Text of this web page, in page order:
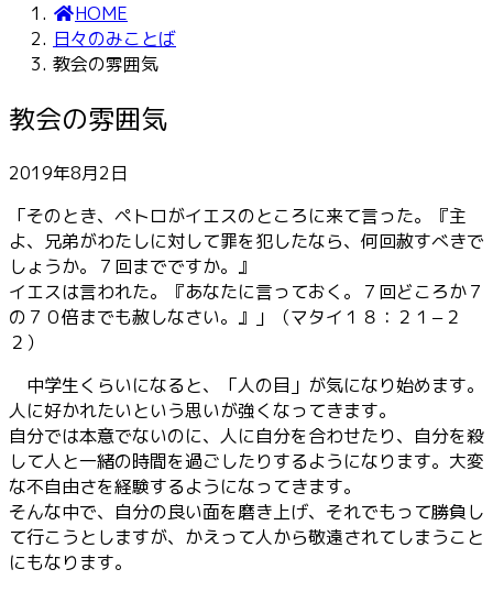
HOME
日々のみことば
教会の雰囲気
教会の雰囲気
2019年8月2日
「そのとき、ペトロがイエスのところに来て言った。『主
よ、兄弟がわたしに対して罪を犯したなら、何回赦すべきで
しょうか。７回までですか。』
イエスは言われた。『あなたに言っておく。７回どころか７
の７０倍までも赦しなさい。』」（マタイ１８：２１−２
２）
中学生くらいになると、「人の目」が気になり始めます。
人に好かれたいという思いが強くなってきます。
自分では本意でないのに、人に自分を合わせたり、自分を殺
して人と一緒の時間を過ごしたりするようになります。大変
な不自由さを経験するようになってきます。
そんな中で、自分の良い面を磨き上げ、それでもって勝負し
て行こうとしますが、かえって人から敬遠されてしまうこと
にもなります。